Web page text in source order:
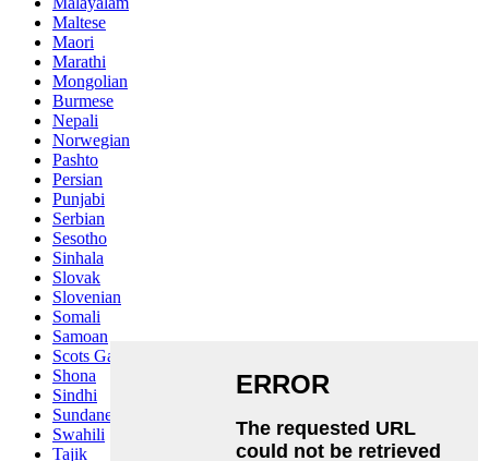
Maltese
Maori
Marathi
Mongolian
Burmese
Nepali
Norwegian
Pashto
Persian
Punjabi
Serbian
Sesotho
Sinhala
Slovak
Slovenian
Somali
Samoan
Scots Gaelic
Shona
Sindhi
Sundanese
Swahili
Tajik